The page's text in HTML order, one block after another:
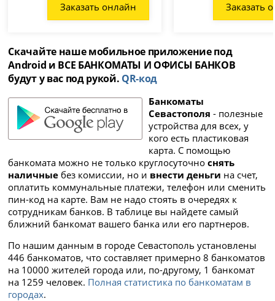
Заказать онлайн Заказать
Скачайте наше мобильное приложение под
Android и ВСЕ БАНКОМАТЫ И ОФИСЫ БАНКОВ
будут у вас под рукой. QR-код
Банкоматы
Севастополя - полезные
устройства для всех, у
кого есть пластиковая
карта. С помощью
банкомата можно не только круглосуточноснять
наличные без комиссии, но и внести деньги на счет,
оплатить коммунальные платежи, телефон или сменить
пин-код на карте. Вам не надо стоять в очередях к
сотрудникам банков. В таблице вы найдете самый
ближний банкомат вашего банка или его партнеров.
По нашим данным в городе Севастополь установлены
446 банкоматов, что составляет примерно 8 банкоматов
на 10000 жителей города или, по-другому, 1 банкомат
на 1259 человек. Полная статистика по банкоматам в
городах.